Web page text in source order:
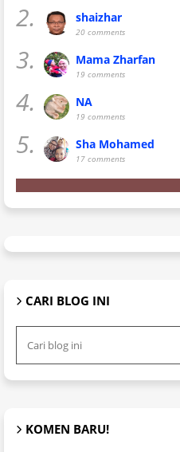
2. shaizhar
20 comments
3. Mama Zharfan
19 comments
4. NA
19 comments
5. Sha Mohamed
17 comments
CARI BLOG INI
KOMEN BARU!